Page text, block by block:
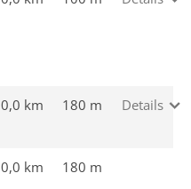
0,0 km 180 m Details
0,0 km 180 m